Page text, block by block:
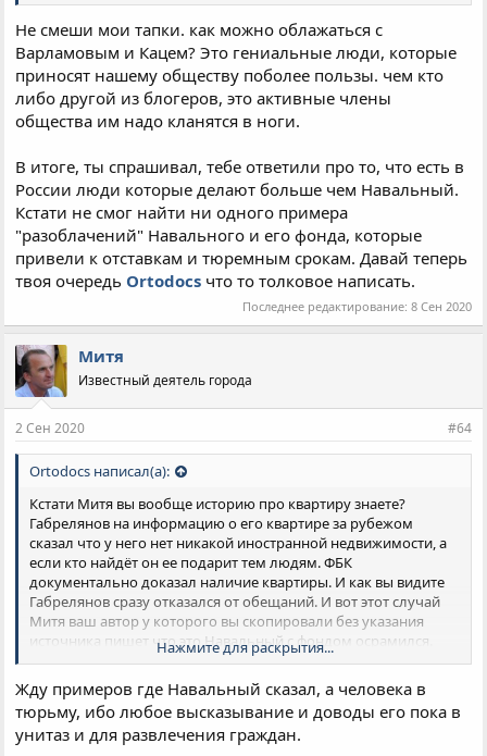
Не смеши мои тапки. как можно облажаться с
Варламовым и Кацем? Это гениальные люди, которые
приносят нашему обществу поболее пользы. чем кто
либо другой из блогеров, это активные члены
общества им надо кланятся в ноги.
В итоге, ты спрашивал, тебе ответили про то, что есть в
России люди которые делают больше чем Навальный.
Кстати не смог найти ни одного примера
"разоблачений" Навального и его фонда, которые
привели к отставкам и тюремным срокам. Давай теперь
твоя очередь Ortodocs что то толковое написать.
Последнее редактирование: 8 Сен 2020
Митя
Известный деятель города
2 Сен 2020 #64
Ortodocs написал(а):
Кстати Митя вы вообще историю про квартиру знаете?
Габрелянов на информацию о его квартире за рубежом
сказал что у него нет никакой иностранной недвижимости, а
если кто найдёт он ее подарит тем людям. ФБК
документально доказал наличие квартиры. И как вы видите
Габрелянов сразу отказался от обещаний. И вот этот случай
Митя ваш автор у которого вы скопировали без указания
источника пишет что это Навальный с фондом осрамился.
Ептвою Митя вы вообще читали этот бред? Т.е. то что
Габрелянов обосрался переводится как будто это Навальный
облажался. Ну как можно такую херню копировать Митя? И
как можно вообще читать этого автора который по факту
просто помойка какая-то.
Нажмите для раскрытия...
Жду примеров где Навальный сказал, а человека в
тюрьму, ибо любое высказывание и доводы его пока в
унитаз и для развлечения граждан.